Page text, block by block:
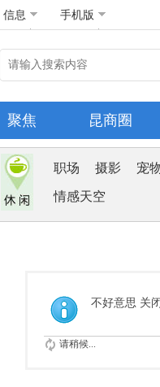
信息 手机版
聚焦 昆商圈
职场 摄影 宠
情感天空
不好意思 关
请稍候...